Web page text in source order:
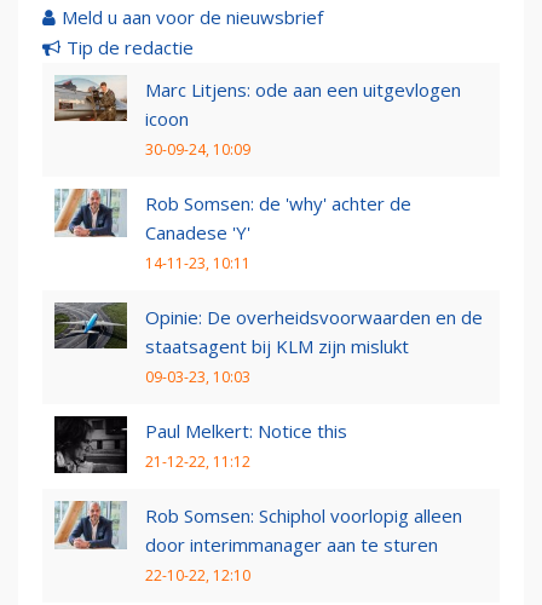
Meld u aan voor de nieuwsbrief
Tip de redactie
Marc Litjens: ode aan een uitgevlogen
icoon
30-09-24, 10:09
Rob Somsen: de 'why' achter de
Canadese 'Y'
14-11-23, 10:11
Opinie: De overheidsvoorwaarden en de
staatsagent bij KLM zijn mislukt
09-03-23, 10:03
Paul Melkert: Notice this
21-12-22, 11:12
Rob Somsen: Schiphol voorlopig alleen
door interimmanager aan te sturen
22-10-22, 12:10